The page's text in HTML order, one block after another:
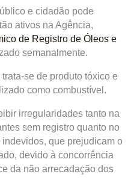
e cidadão pode
ativos na Agência,
de Registro de Óleos e
semanalmente.
se de produto tóxico e
como combustível.
irregularidades tanto na
sem registro quanto no
que prejudicam o
devido à concorrência
da não arrecadação dos